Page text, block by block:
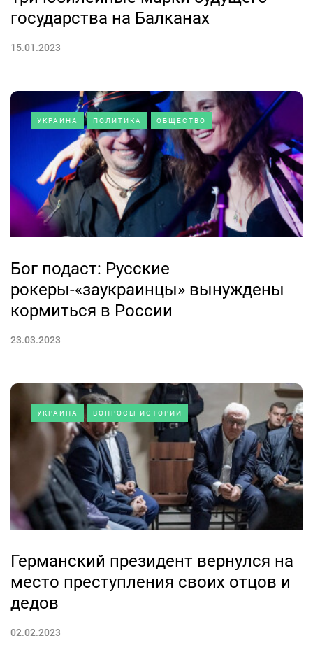
государства на Балканах
15.01.2023
УКРАИНА ПОЛИТИКА ОБЩЕСТВО
Бог подаст: Русские
рокеры-«заукраинцы» вынуждены
кормиться в России
23.03.2023
УКРАИНА ВОПРОСЫ ИСТОРИИ
Германский президент вернулся на
место преступления своих отцов и
дедов
02.02.2023